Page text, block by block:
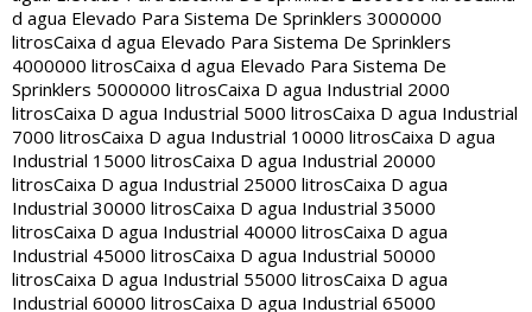
d agua Elevado Para Sistema De Sprinklers 3000000
litrosCaixa d agua Elevado Para Sistema De Sprinklers
4000000 litrosCaixa d agua Elevado Para Sistema De
Sprinklers 5000000 litrosCaixa D agua Industrial 2000
litrosCaixa D agua Industrial 5000 litrosCaixa D agua Industrial
7000 litrosCaixa D agua Industrial 10000 litrosCaixa D agua
Industrial 15000 litrosCaixa D agua Industrial 20000
litrosCaixa D agua Industrial 25000 litrosCaixa D agua
Industrial 30000 litrosCaixa D agua Industrial 35000
litrosCaixa D agua Industrial 40000 litrosCaixa D agua
Industrial 45000 litrosCaixa D agua Industrial 50000
litrosCaixa D agua Industrial 55000 litrosCaixa D agua
Industrial 60000 litrosCaixa D agua Industrial 65000